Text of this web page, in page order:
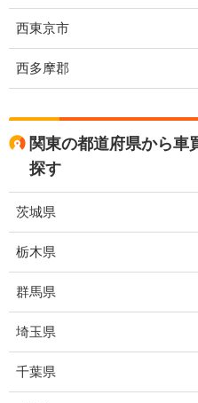
西東京市
西多摩郡
関東の都道府県から車
探す
茨城県
栃木県
群馬県
埼玉県
千葉県